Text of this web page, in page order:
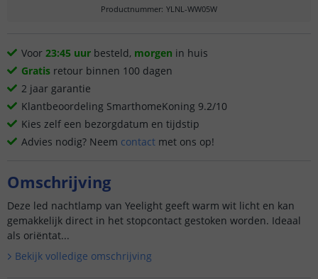
Productnummer: YLNL-WW05W
Voor 23:45 uur besteld, morgen in huis
Gratis retour binnen 100 dagen
2 jaar garantie
Klantbeoordeling SmarthomeKoning 9.2/10
Kies zelf een bezorgdatum en tijdstip
Advies nodig? Neem contact met ons op!
Omschrijving
Deze led nachtlamp van Yeelight geeft warm wit licht en kan
gemakkelijk direct in het stopcontact gestoken worden. Ideaal
als oriëntat...
Bekijk volledige omschrijving